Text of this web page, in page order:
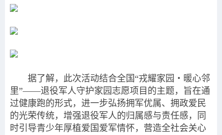
据了解，此次活动结合全国“戎耀家园・暖心邻
里”——退役军人守护家园志愿项目的主题，旨在通
过健康跑的形式，进一步弘扬拥军优属、拥政爱民
的光荣传统，增强退役军人的归属感与责任感，同
时引导青少年厚植爱国爱军情怀，营造全社会关心